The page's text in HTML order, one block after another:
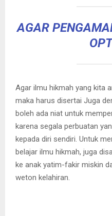
AGAR
Agar ilmu hikmah yang kita
maka harus disertai Juga
boleh ada niat untuk
karena segala perbuatan
kepada diri sendiri. Untuk
belajar ilmu hikmah, juga
ke anak yatim-fakir miskin
weton kelahiran.